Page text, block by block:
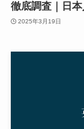
徹底調査｜日
2025年3月19日